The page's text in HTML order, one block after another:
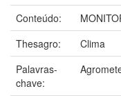
Conteúdo:
Thesagro:
Clima
Palavras-
chave: